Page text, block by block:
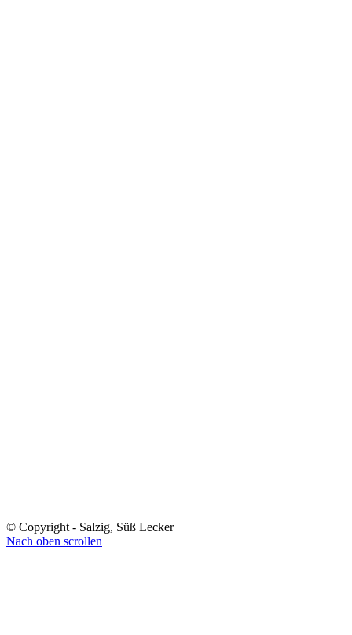
© Copyright - Salzig, Süß Lecker
Nach oben scrollen